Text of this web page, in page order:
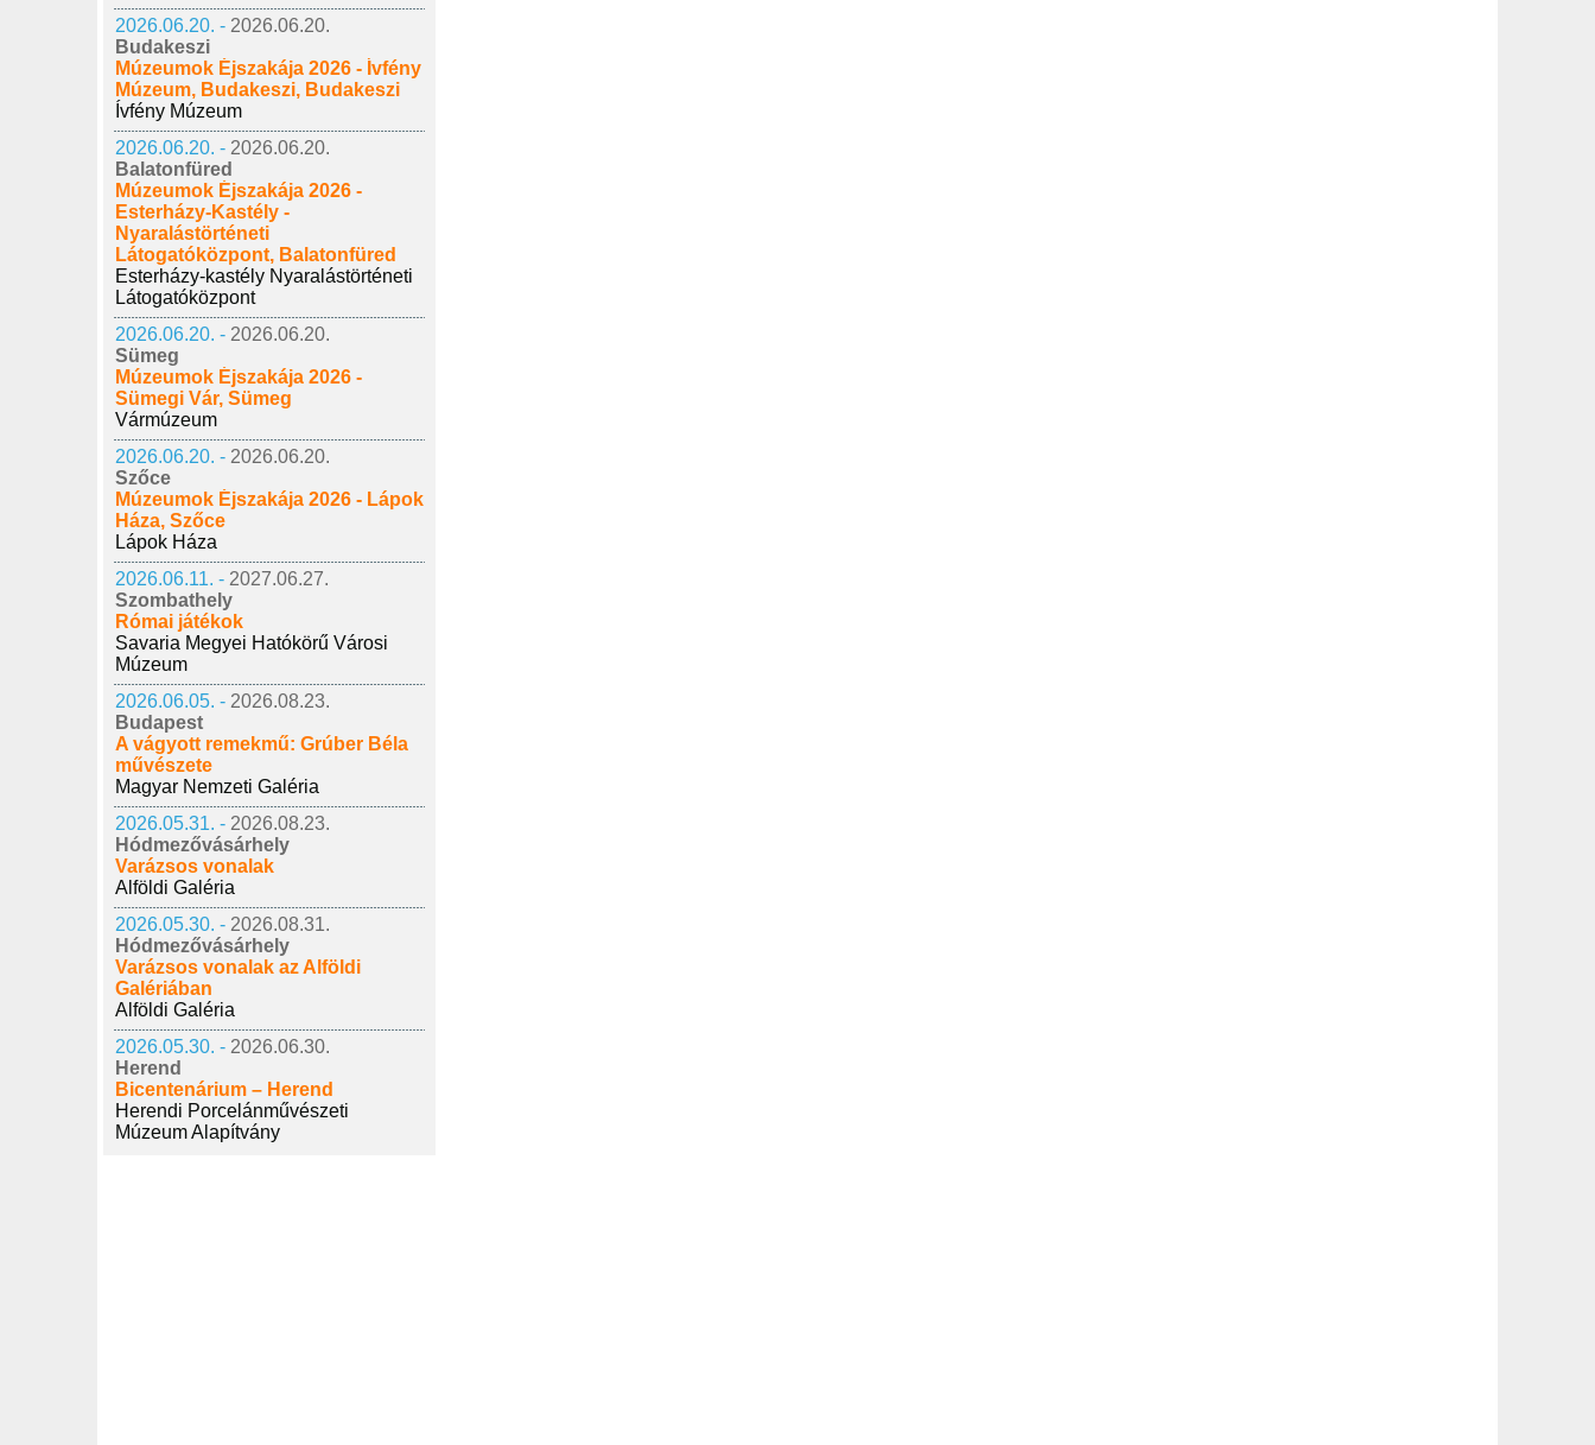
2026.06.20. - 2026.06.20.
Budakeszi
Múzeumok Éjszakája 2026 - Ívfény
Múzeum, Budakeszi, Budakeszi
Ívfény Múzeum
2026.06.20. - 2026.06.20.
Balatonfüred
Múzeumok Éjszakája 2026 -
Esterházy-Kastély -
Nyaralástörténeti
Látogatóközpont, Balatonfüred
Esterházy-kastély Nyaralástörténeti
Látogatóközpont
2026.06.20. - 2026.06.20.
Sümeg
Múzeumok Éjszakája 2026 -
Sümegi Vár, Sümeg
Vármúzeum
2026.06.20. - 2026.06.20.
Szőce
Múzeumok Éjszakája 2026 - Lápok
Háza, Szőce
Lápok Háza
2026.06.11. - 2027.06.27.
Szombathely
Római játékok
Savaria Megyei Hatókörű Városi
Múzeum
2026.06.05. - 2026.08.23.
Budapest
A vágyott remekmű: Grúber Béla
művészete
Magyar Nemzeti Galéria
2026.05.31. - 2026.08.23.
Hódmezővásárhely
Varázsos vonalak
Alföldi Galéria
2026.05.30. - 2026.08.31.
Hódmezővásárhely
Varázsos vonalak az Alföldi
Galériában
Alföldi Galéria
2026.05.30. - 2026.06.30.
Herend
Bicentenárium – Herend
Herendi Porcelánművészeti
Múzeum Alapítvány